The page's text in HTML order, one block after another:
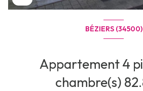
BÉZIERS (34500)
Appartement 4 pièce(s) 3